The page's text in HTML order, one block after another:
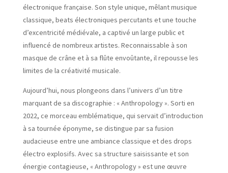
électronique française. Son style unique, mêlant musique
classique, beats électroniques percutants et une touche
d’excentricité médiévale, a captivé un large public et
influencé de nombreux artistes. Reconnaissable à son
masque de crâne et à sa flûte envoûtante, il repousse les
limites de la créativité musicale.
Aujourd’hui, nous plongeons dans l’univers d’un titre
marquant de sa discographie : « Anthropology ». Sorti en
2022, ce morceau emblématique, qui servait d’introduction
à sa tournée éponyme, se distingue par sa fusion
audacieuse entre une ambiance classique et des drops
électro explosifs. Avec sa structure saisissante et son
énergie contagieuse, « Anthropology » est une œuvre